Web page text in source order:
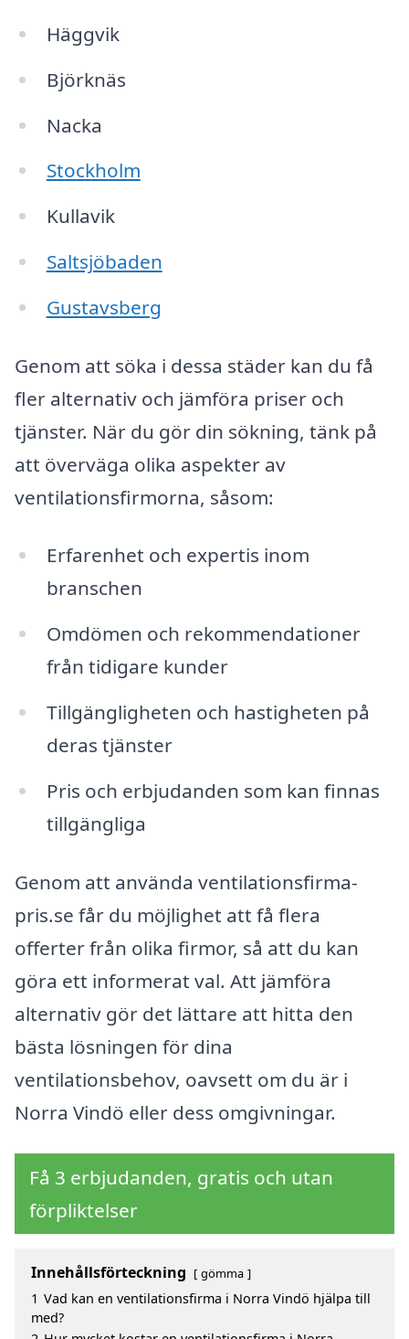
Häggvik
Björknäs
Nacka
Stockholm
Kullavik
Saltsjöbaden
Gustavsberg
Genom att söka i dessa städer kan du få
fler alternativ och jämföra priser och
tjänster. När du gör din sökning, tänk på
att överväga olika aspekter av
ventilationsfirmorna, såsom:
Erfarenhet och expertis inom
branschen
Omdömen och rekommendationer
från tidigare kunder
Tillgängligheten och hastigheten på
deras tjänster
Pris och erbjudanden som kan finnas
tillgängliga
Genom att använda ventilationsfirma-
pris.se får du möjlighet att få flera
offerter från olika firmor, så att du kan
göra ett informerat val. Att jämföra
alternativ gör det lättare att hitta den
bästa lösningen för dina
ventilationsbehov, oavsett om du är i
Norra Vindö eller dess omgivningar.
Få 3 erbjudanden, gratis och utan
förpliktelser
Innehållsförteckning gömma
1 Vad kan en ventilationsfirma i Norra Vindö hjälpa till
med?